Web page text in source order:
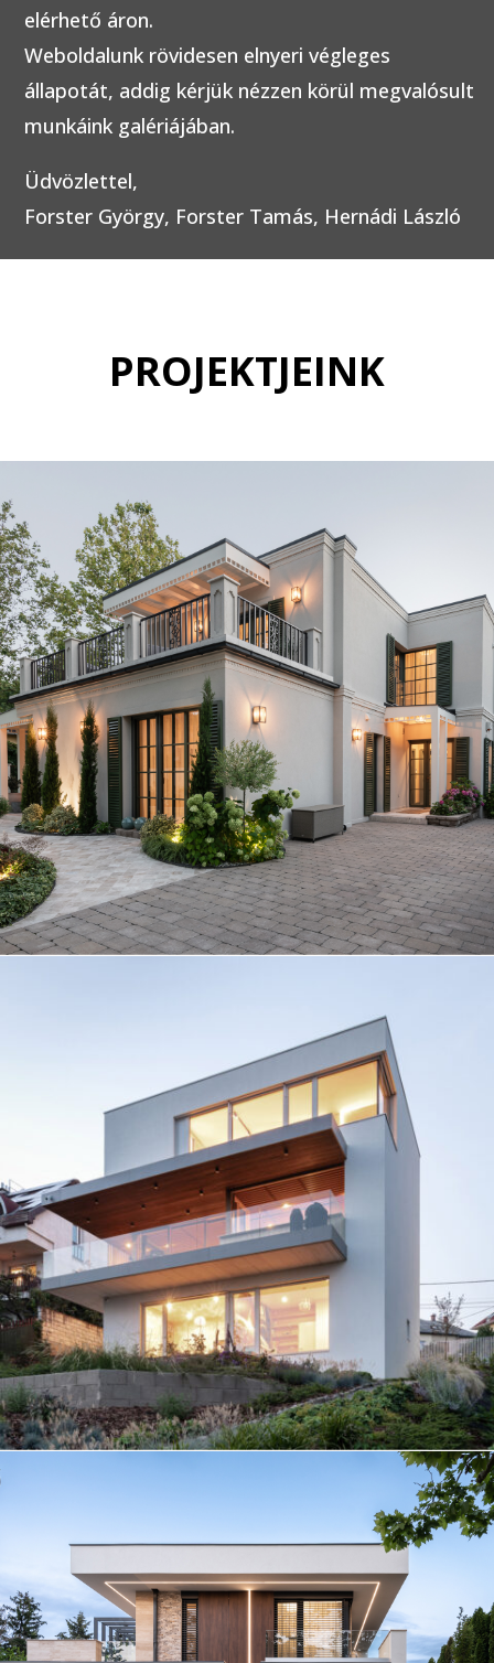
elérhető áron.
Weboldalunk rövidesen elnyeri végleges
állapotát, addig kérjük nézzen körül megvalósult
munkáink galériájában.
Üdvözlettel,
Forster György, Forster Tamás, Hernádi László
PROJEKTJEINK